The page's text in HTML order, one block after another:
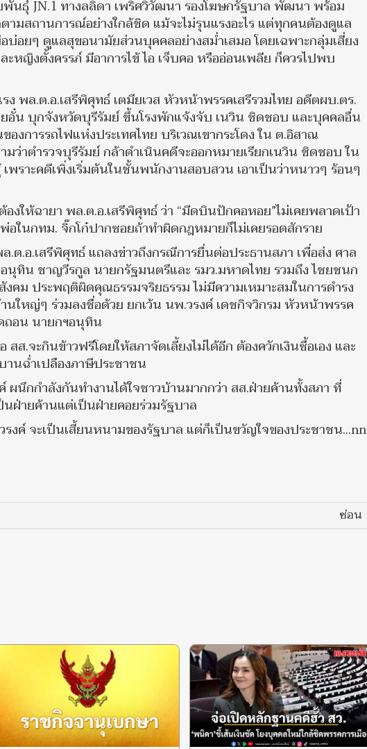
นธุ์ JN.1 ทางลลิดา เพริศวิวัฒนา รองโฆษกรัฐบาล พัฒนา พร้อม
มสถานการณ์อย่างใกล้ชิด แม้จะไม่รุนแรงอะไร แต่ทุกคนต้องดูแล
อยๆ ดูแลสุขอนามัยส่วนบุคคลอย่างสม่ำเสมอ โดยเฉพาะกลุ่มเสี่ยง
ะหญิงตั้งครรภ์ มีอาการไข้ ไอ เจ็บคอ หรืออ่อนเพลีย ก็ควรไปพบ
พล.ต.อ.เสรีพิศุทธ์ เตมียเวส หัวหน้าพรรคเสรีรวมไทย อดีตผบ.ตร.
น บุกจังหวัดบุรีรัมย์ ขึ้นโรงพักแจ้งจับ เนวิน ชิดชอบ และบุคคลอื่น
งการรถไฟแห่งประเทศไทย บริเวณเขากระโดง ใน ต.อิสาณ
มว่าตำรวจบุรีรัมย์ กล้าดำเนินคดีจะออกหมายเรียกเนวิน ชิดชอบ ใน
เพราะคดีเพิ่งเริ่มต้นในชั้นพนักงานสอบสวน เอาเป็นว่าหนาวๆ ร้อนๆ
งให้ฉายา พล.ต.อ.เสรีพิศุทธ์ ว่า “มีดบินปักคอหอย”ไม่เคยพลาดเป้า
อในกทม. จิ๊กโก๋ปากซอยถ้าทำผิดกฎหมายก็ไม่เคยรอดสักราย
.อ.เสรีพิศุทธ์ แถลงข่าวถึงกรณีการยื่นต่อประธานสภา เพื่อส่ง ศาล
ทิน ชาญวีรกูล นายกรัฐมนตรีและ รมว.มหาดไทย รวมถึง ไชยชนก
คม ประพฤติผิดคุณธรรมจริยธรรม ไม่มีความเหมาะสมในการดำรง
ใหญ่ๆ ร่วมลงชื่อด้วย ยกเว้น นพ.วรงค์ เดชกิจวิกรม หัวหน้าพรรค
อน นายกฯอนุทิน
สส.จะกินข้าวฟรีโดยให้สภาจัดเลี้ยงไม่ได้อีก ต้องควักเงินซื้อเอง และ
นฉ่ำเปลืองภาษีประชาชน
ผนึกกำลังกันทำงานได้ใจชาวบ้านมากกว่า สส.ฝ่ายค้านทั้งสภา ที่
ฝ่ายค้านแต่เป็นฝ่ายคอยร่วมรัฐบาล
งค์ จะเป็นเสี้ยนหนามของรัฐบาล แต่ก็เป็นขวัญใจของประชาชน...nn
ซ่อน